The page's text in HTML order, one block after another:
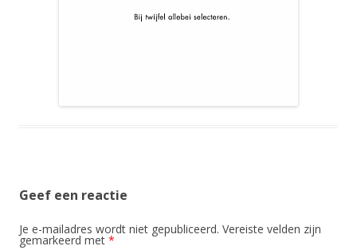
Geef een reactie
Je e-mailadres wordt niet gepubliceerd. Vereiste velden zijn
gemarkeerd met *